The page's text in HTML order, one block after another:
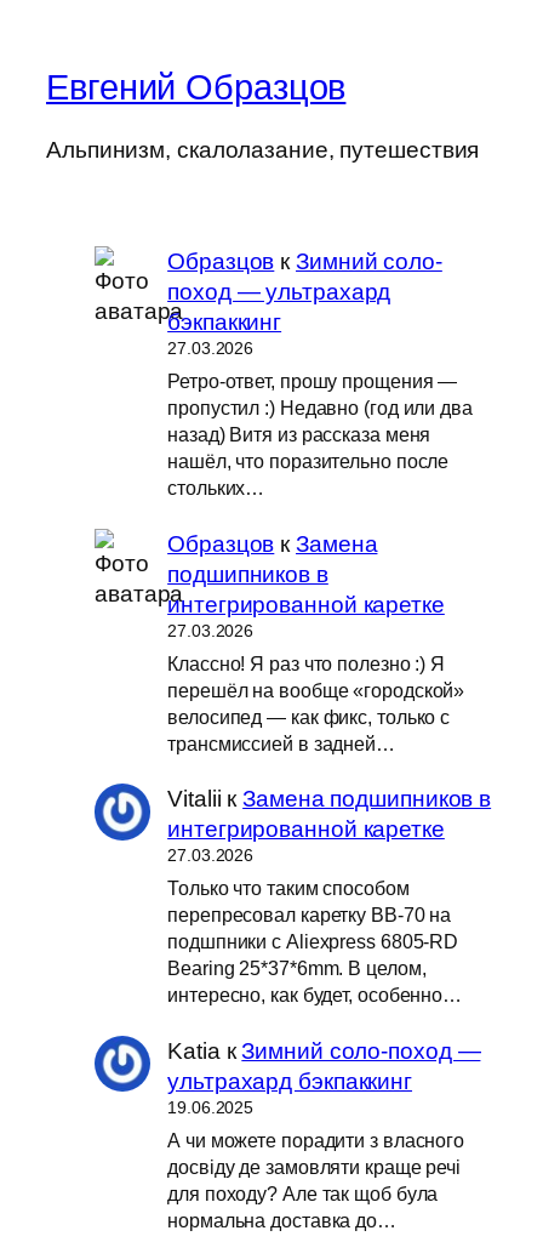
Евгений Образцов
Альпинизм, скалолазание, путешествия
Образцов кЗимний соло-
поход — ультрахард
бэкпаккинг
27.03.2026
Ретро-ответ, прошу прощения —
пропустил :) Недавно (год или два
назад) Витя из рассказа меня
нашёл, что поразительно после
стольких…
Образцов кЗамена
подшипников в
интегрированной каретке
27.03.2026
Классно! Я раз что полезно :) Я
перешёл на вообще «городской»
велосипед — как фикс, только с
трансмиссией в задней…
Vitalii кЗамена подшипников в
интегрированной каретке
27.03.2026
Только что таким способом
перепресовал каретку BB-70 на
подшпники с Aliexpress 6805-RD
Bearing 25*37*6mm. В целом,
интересно, как будет, особенно…
Katia кЗимний соло-поход —
ультрахард бэкпаккинг
19.06.2025
А чи можете порадити з власного
досвіду де замовляти краще речі
для походу? Але так щоб була
нормальна доставка до…